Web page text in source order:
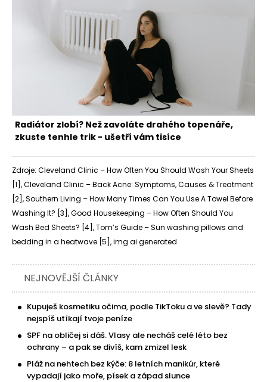
Radiátor zlobí? Než zavoláte drahého topenáře,
zkuste tenhle trik - ušetří vám tisíce
Zdroje: Cleveland Clinic – How Often You Should Wash Your Sheets
1 ], Cleveland Clinic – Back Acne: Symptoms, Causes & Treatment
2 ], Southern Living – How Many Times Can You Use A Towel Before
Washing It? [ 3 ], Good Housekeeping – How Often Should You
Wash Bed Sheets? [ 4 ], Tom’s Guide – Sun washing pillows and
bedding in a heatwave [ 5 ], img ai generated
NEJNOVĚJŠÍ ČLÁNKY
Kupuješ kosmetiku očima, podle TikToku a ve slevě? Tady
nejspíš utíkají tvoje peníze
SPF na obličej si dáš. Vlasy ale necháš celé léto bez
ochrany – a pak se divíš, kam zmizel lesk
Pláž na nehtech bez kýče: 8 letních manikúr, které
vypadají jako moře, písek a západ slunce